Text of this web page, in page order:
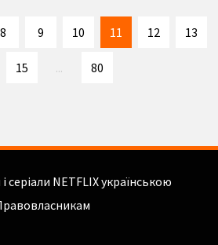
8 9 10 11 12 13
15 ... 80
серіали NETFLIX українською